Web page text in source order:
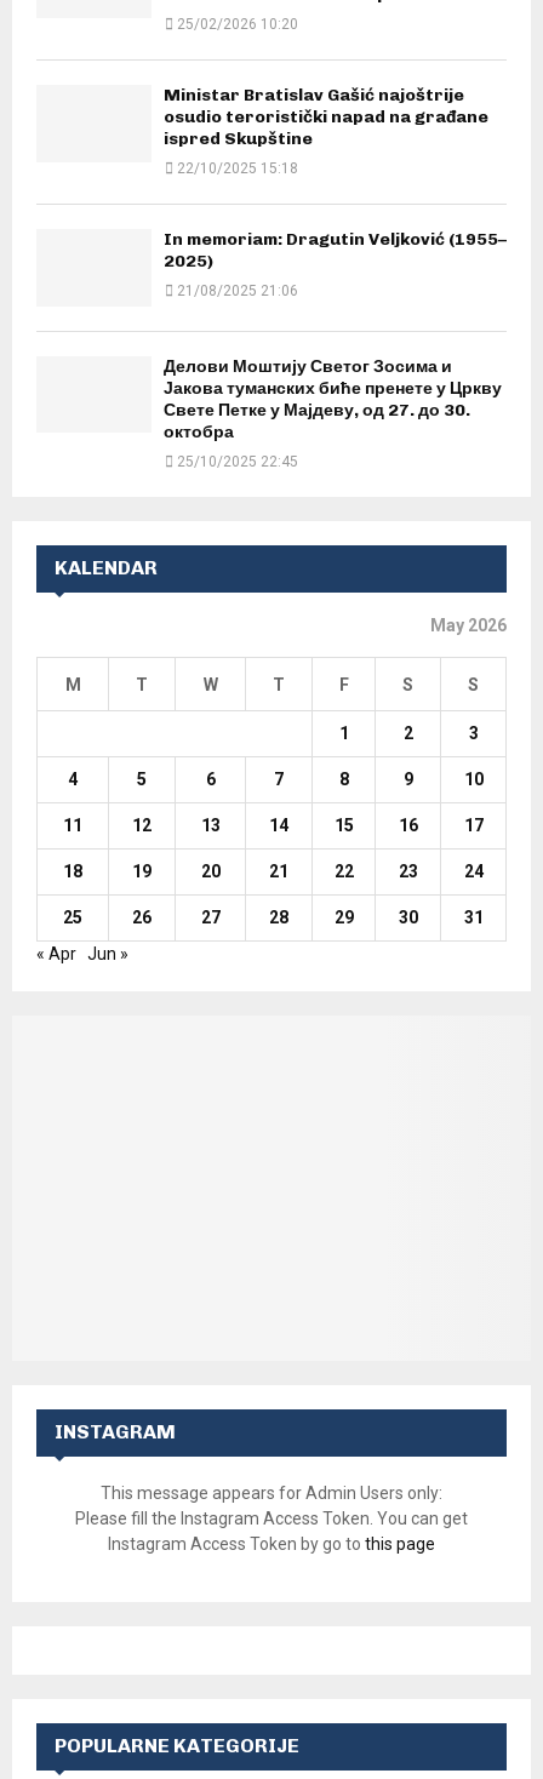
25/02/2026 10:20
Ministar Bratislav Gašić najoštrije
osudio teroristički napad na građane
ispred Skupštine
22/10/2025 15:18
In memoriam: Dragutin Veljković (1955–
2025)
21/08/2025 21:06
Делови Моштију Светог Зосима и
Јакова туманских биће пренете у Цркву
Свете Петке у Мајдеву, од 27. до 30.
октобра
25/10/2025 22:45
KALENDAR
May 2026
M T W T F S S
1 2 3
4 5 6 7 8 9 10
11 12 13 14 15 16 17
18 19 20 21 22 23 24
25 26 27 28 29 30
31
« Apr Jun »
INSTAGRAM
This message appears for Admin Users only:
Please fill the Instagram Access Token. You can get
Instagram Access Token by go to this page
POPULARNE KATEGORIJE